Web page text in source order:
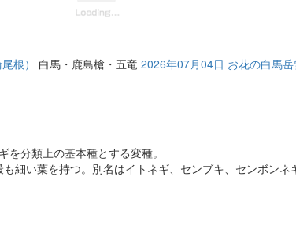
根） 白馬・鹿島槍・五竜 2026年07月04日 お花の白馬
を分類上の基本種とする変種。
細い葉を持つ。別名はイトネギ、センブキ、センボン